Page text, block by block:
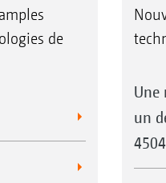
de
Une
un
4504